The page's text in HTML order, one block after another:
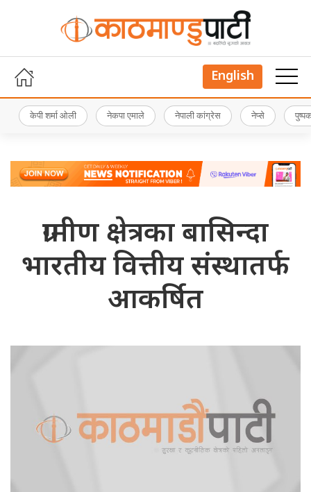
English
केपी शर्मा ओली नेकपा एमाले नेपाली कांग्रेस नेप्से
ग्रामीण क्षेत्रका बासिन्दा
भारतीय वित्तीय संस्थातर्फ
आकर्षित